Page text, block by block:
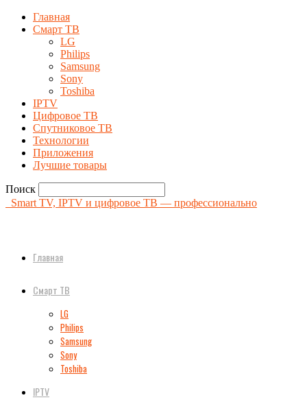
Главная
Смарт ТВ
LG
Philips
Samsung
Sony
Toshiba
IPTV
Цифровое ТВ
Спутниковое ТВ
Технологии
Приложения
Лучшие товары
Поиск
Smart TV, IPTV и цифровое ТВ — профессионально
Главная
Смарт ТВ
LG
Philips
Samsung
Sony
Toshiba
IPTV